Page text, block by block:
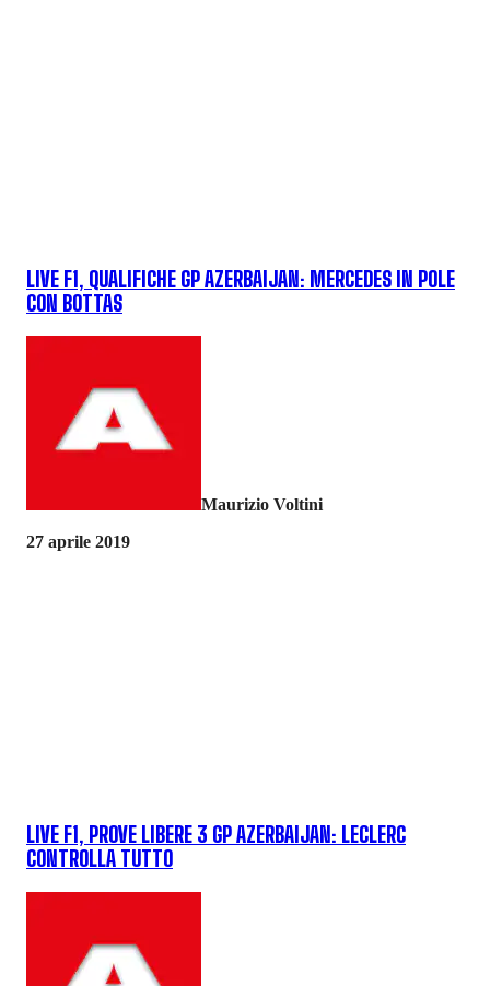
LIVE F1, QUALIFICHE GP AZERBAIJAN: MERCEDES IN POLE
CON BOTTAS
Maurizio Voltini
27 aprile 2019
LIVE F1, PROVE LIBERE 3 GP AZERBAIJAN: LECLERC
CONTROLLA TUTTO